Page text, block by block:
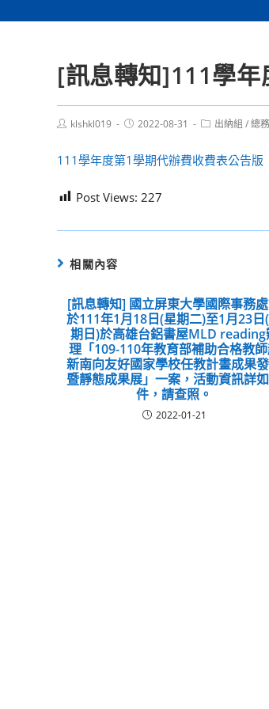
[訊息轉知]111學
Postklshkl019
Post2022-08-31
Post出納組 /總
111學年度第1學期代辦費收費表公告版
Post Views: 227
相關內容
[訊息轉知] 國立屏東大學國際事務
於111年1月18日(星期二)至1月23日
期日)於高雄台鋁書屋MLD reading
理「109-110年教育部補助合格教
新南向友好國家學校任教計畫成果
暨靜態成果展」一案，活動資訊詳
件，請查照。
2022-01-21